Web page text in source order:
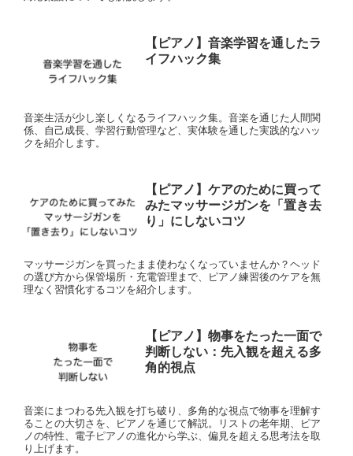
【ピアノ】音楽学習を通したラ
イフハック集
音楽生活が少し楽しくなるライフハック集。音楽を通じた人間関
係、自己成長、学習行動管理など、実体験を通した実践的なハッ
クを紹介します。
【ピアノ】ケアのために買って
みたマッサージガンを「置き去
り」にしないコツ
マッサージガンを買ったまま使わなくなっていませんか？ヘッド
の選び方から保管場所・充電管理まで、ピアノ練習後のケアを無
理なく習慣化するコツを紹介します。
【ピアノ】物事をたった一面で
判断しない：先入観を超える多
角的視点
音楽にまつわる先入観を打ち破り、多角的な視点で物事を理解す
ることの大切さを、ピアノを通じて解説。リストの老年期、ピア
ノの特性、電子ピアノの進化から学ぶ、偏見を超える思考法を取
り上げます。